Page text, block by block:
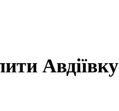
Авдіївку